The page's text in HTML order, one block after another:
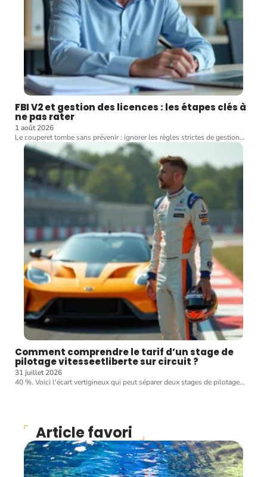
FBI V2 et gestion des licences : les étapes clés à
ne pas rater
1 août 2026
Le couperet tombe sans prévenir : ignorer les règles strictes de gestion…
Comment comprendre le tarif d’un stage de
pilotage vitesseetliberte sur circuit ?
31 juillet 2026
40 %. Voici l'écart vertigineux qui peut séparer deux stages de pilotage…
Article favori